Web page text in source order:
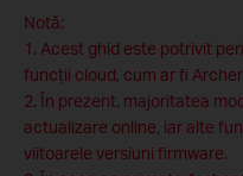
Notă:
1. Acest ghid este potrivit
funcții cloud, cum ar fi
2. În prezent, majoritatea
actualizare online, iar alte
viitoarele versiuni firmware.